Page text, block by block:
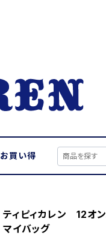
お買い得
ティピィカレン 12オ
マイバッグ